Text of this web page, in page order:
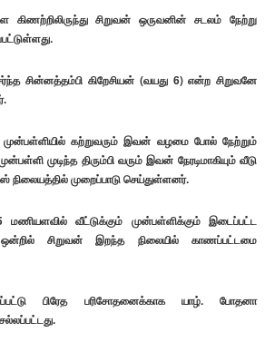
கிணற்றிலிருந்து சிறுவன் ஒருவனின் சடலம் நேற்று
சின்னத்தம்பி கிறேசியன் (வயது 6) என்ற சிறுவனே
கற்றுவரும் இவன் வழமை போல் நேற்றும்
முடிந்த திரும்பி வரும் இவன் நேரடிமாகியும் வீடு
நிலையத்தில் முறைப்பாடு செய்துள்ளனர்.
மணியளவில் வீட்டுக்கும் முன்பள்ளிக்கும் இடைப்பட்ட
சிறுவன் இறந்த நிலையில் காணப்பட்டமை
பிரேத பரிசோதனைக்காக யாழ். போதனா